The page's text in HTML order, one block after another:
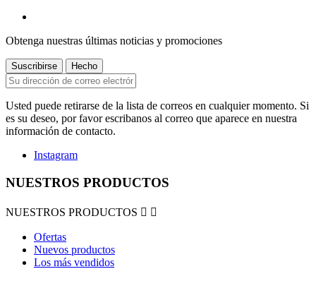
Obtenga nuestras últimas noticias y promociones
Usted puede retirarse de la lista de correos en cualquier momento. Si
es su deseo, por favor escribanos al correo que aparece en nuestra
información de contacto.
Instagram
NUESTROS PRODUCTOS
NUESTROS PRODUCTOS  
Ofertas
Nuevos productos
Los más vendidos